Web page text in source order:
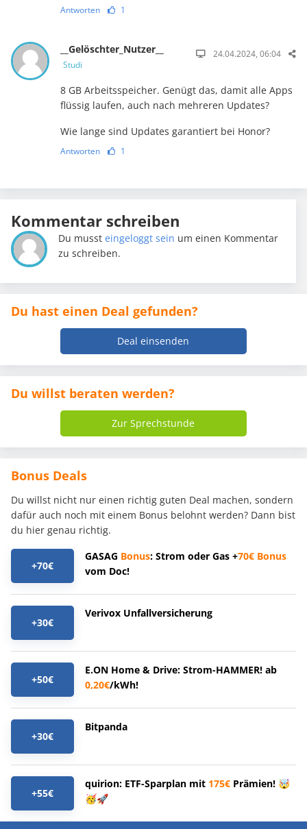
Antworten 1
__Gelöschter_Nutzer__
Studi
24.04.2024, 06:04
8 GB Arbeitsspeicher. Genügt das, damit alle Apps
flüssig laufen, auch nach mehreren Updates?
Wie lange sind Updates garantiert bei Honor?
Antworten 1
Kommentar schreiben
Du mussteingeloggt sein um einen Kommentar
zu schreiben.
Du hast einen Deal gefunden?
Deal einsenden
Du willst beraten werden?
Zur Sprechstunde
Bonus Deals
Du willst nicht nur einen richtig guten Deal machen, sondern
dafür auch noch mit einem Bonus belohnt werden? Dann bist
du hier genau richtig.
+70€
GASAG Bonus: Strom oder Gas +70€ Bonus
vom Doc!
+30€
Verivox Unfallversicherung
+50€
E.ON Home & Drive: Strom-HAMMER! ab
0,20€/kWh!
+30€
Bitpanda
+55€
quirion: ETF-Sparplan mit 175€ Prämien! 🤯
🥳🚀